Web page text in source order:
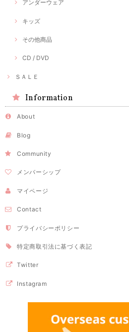
アンダーウェア
キッズ
その他商品
CD / DVD
ＳＡＬＥ
Information
About
Blog
Community
メンバーシップ
マイページ
Contact
プライバシーポリシー
特定商取引法に基づく表記
Twitter
Instagram